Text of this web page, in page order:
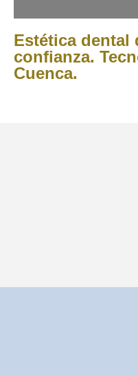
Estética dental
confianza.
Cuenca.